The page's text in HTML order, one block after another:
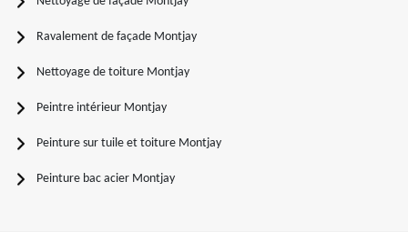
Ravalement de façade Montjay
Nettoyage de toiture Montjay
Peintre intérieur Montjay
Peinture sur tuile et toiture Montjay
Peinture bac acier Montjay